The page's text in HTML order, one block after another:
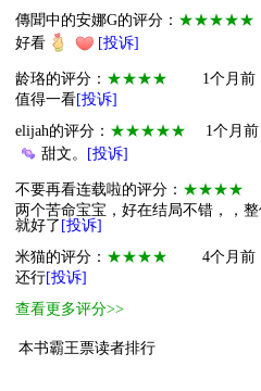
傳聞中的安娜G的评分： ★★★★★
好看
[投诉]
龄珞的评分： ★★★★
1个月前
值得一看[投诉]
elijah的评分： ★★★★★
1个月前
甜文。
[投诉]
不要再看连载啦的评分： ★★★★
两个苦命宝宝，好在结局不错，，
就好了 [投诉]
米猫的评分： ★★★★
4个月前
还行[投诉]
查看更多评分>>
本书霸王票读者排行